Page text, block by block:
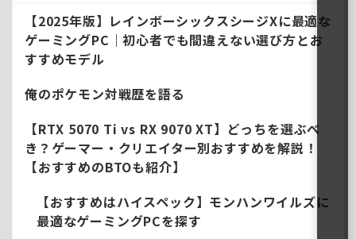
【2025年版】レインボーシックスシージXに最適な
ゲーミングPC｜初心者でも間違えない選び方とお
すすめモデル
俺のポケモン対戦歴を語る
【RTX 5070 Ti vs RX 9070 XT】どっちを選ぶべ
き？ゲーマー・クリエイター別おすすめを解説！
【おすすめのBTOも紹介】
【おすすめはハイスペック】モンハンワイルズに
最適なゲーミングPCを探す